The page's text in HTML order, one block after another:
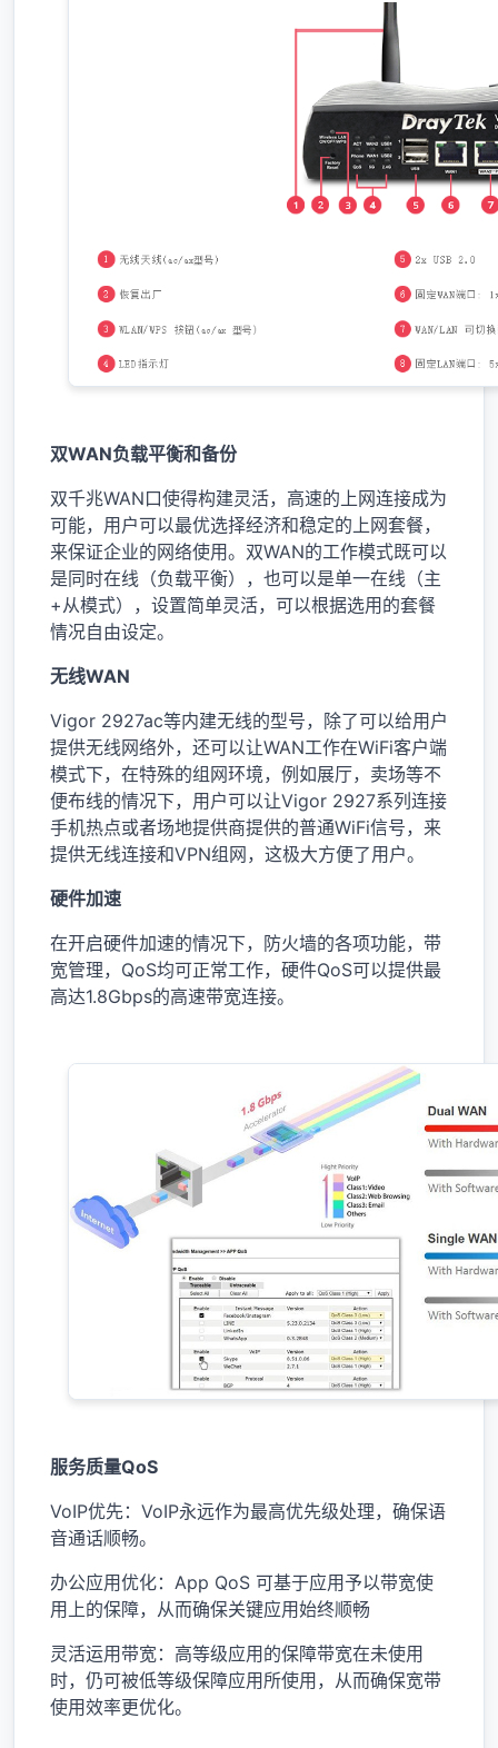
双WAN负载平衡和备份
双千兆WAN口使得构建灵活，高速的上网连接成为
可能，用户可以最优选择经济和稳定的上网套餐，
来保证企业的网络使用。双WAN的工作模式既可以
是同时在线（负载平衡），也可以是单一在线（主
+从模式），设置简单灵活，可以根据选用的套餐
情况自由设定。
无线WAN
Vigor 2927ac等内建无线的型号，除了可以给用户
提供无线网络外，还可以让WAN工作在WiFi客户端
模式下，在特殊的组网环境，例如展厅，卖场等不
便布线的情况下，用户可以让Vigor 2927系列连接
手机热点或者场地提供商提供的普通WiFi信号，来
提供无线连接和VPN组网，这极大方便了用户。
硬件加速
在开启硬件加速的情况下，防火墙的各项功能，带
宽管理，QoS均可正常工作，硬件QoS可以提供最
高达1.8Gbps的高速带宽连接。
服务质量QoS
VoIP优先：VoIP永远作为最高优先级处理，确保语
音通话顺畅。
办公应用优化：App QoS 可基于应用予以带宽使
用上的保障，从而确保关键应用始终顺畅
灵活运用带宽：高等级应用的保障带宽在未使用
时，仍可被低等级保障应用所使用，从而确保宽带
使用效率更优化。